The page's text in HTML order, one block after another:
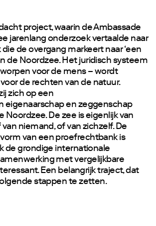
project, waarin de Ambassade
jarenlang onderzoek vertaalde naar
de overgang markeert naar ‘een
de Noordzee. Het juridisch systeem
voor de mens – wordt
de rechten van de natuur.
zich op een
eigenaarschap en zeggenschap
Noordzee. De zee is eigenlijk van
niemand, of van zichzelf. De
van een proefrechtbank is
de grondige internationale
met vergelijkbare
Een belangrijk traject, dat
stappen te zetten.